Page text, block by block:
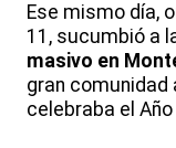
Ese mismo día,
11, sucumbió a
masivo en
gran
celebraba el